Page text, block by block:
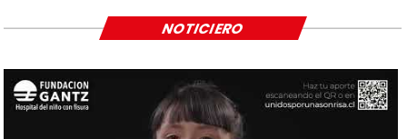
NOTICIERO